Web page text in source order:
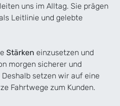
uns im Alltag. Sie prägen
Leitlinie und gelebte
Stärken einzusetzen und
morgen sicherer und
setzen wir auf eine
Fahrtwege zum Kunden.